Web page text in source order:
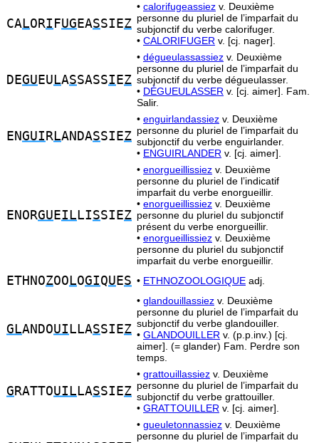
CALORI FUG EASSIEZ
• calorifugeassiez v. Deuxième
personne du pluriel de l’imparfait du
subjonctif du verbe calorifuger.
• CALORIFUGER v. [cj. nager].
DEGU EU LASSASSI EZ
• dégueulassassiez v. Deuxième
personne du pluriel de l’imparfait du
subjonctif du verbe dégueulasser.
• DÉGUEULASSER v. [cj. aimer]. Fam.
Salir.
ENGUI RLANDASSIEZ
• enguirlandassiez v. Deuxième
personne du pluriel de l’imparfait du
subjonctif du verbe enguirlander.
• ENGUIRLANDER v. [cj. aimer].
ENORGU EIL LISSIEZ
• enorgueillissiez v. Deuxième
personne du pluriel de l’indicatif
imparfait du verbe enorgueillir.
• enorgueillissiez v. Deuxième
personne du pluriel du subjonctif
présent du verbe enorgueillir.
• enorgueillissiez v. Deuxième
personne du pluriel du subjonctif
imparfait du verbe enorgueillir.
ETHNOZOO LOGIQU ES • ETHNOZOOLOGIQUE adj.
GLANDOUI LLASSIEZ
• glandouillassiez v. Deuxième
personne du pluriel de l’imparfait du
subjonctif du verbe glandouiller.
• GLANDOUILLER v. (p.p.inv.) [cj.
aimer]. (= glander) Fam. Perdre son
temps.
G RATTOUIL LASSIEZ
• grattouillassiez v. Deuxième
personne du pluriel de l’imparfait du
subjonctif du verbe grattouiller.
• GRATTOUILLER v. [cj. aimer].
• gueuletonnassiez v. Deuxième
personne du pluriel de l’imparfait du